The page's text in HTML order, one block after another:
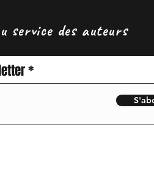
service des auteurs